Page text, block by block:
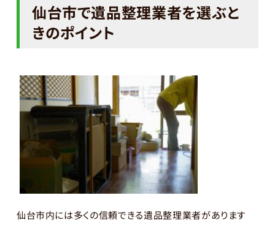
仙台市で遺品整理業者を選ぶと
きのポイント
仙台市内には多くの信頼できる遺品整理業者があります